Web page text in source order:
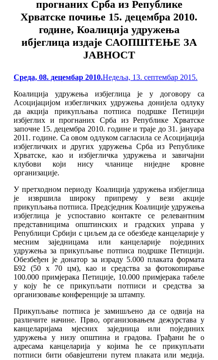
прогнаних Срба из Републике
Хрватске почиње 15. децембра 2010.
године, Коалиција удружења
ибјеглица издаје САОПШТЕЊЕ ЗА
ЈАВНОСТ
Posted
Cреда, 08. децембар 2010.Недеља, 13. септембар 2015.
Коалиција удружења избјеглица је у договору са
Асоцијацијом избегличких удружења донијела одлуку
да акција прикупљања потписа подршке Петицији
избјеглих и прогнаних Срба из Републике Хрватске
започне 15. децембра 2010. године и траје до 31. јануара
2011. године. Са овом одлуком сагласила се Асоцијација
избјегличких и других удружења Срба из Републике
Хрватске, као и избјегличка удружења и завичајни
клубови који нису чланице ниједне кровне
организације.
У претходном периоду Коалиција удружења избјеглица
је извршила широку припрему у вези акције
прикупљања потписа. Предсједник Коалиције удружења
избјеглица је успоставио контакте се релевантним
представницима општинских и градских управа у
Републици Србији с циљем да се обезбеде канцеларије у
месним заједницама или канцеларије појединих
удружења за прикупљање потписа подршке Петицији.
Обезбеђен је донатор за израду 5.000 плаката формата
Б92 (50 x 70 цм), као и средства за фотокопирање
100.000 примјерака Петиције, 10.000 примјерака табеле
у коју ће се прикупљати потписи и средства за
организовање конференције за штампу.
Прикупљање потписа је замишљено да се одвија на
различите начине. Прво, организовањем дежурстава у
канцеларијама мјесних заједница или појединих
удружења у низу општина и градова. Грађани ће о
адресама канцеларија у којима ће се прикупљати
потписи бити обавјештени путем плаката или медија.